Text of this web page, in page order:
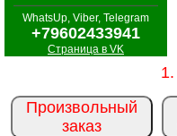
WhatsUp, Viber, Telegram
+79602433941
Страница в VK
Произвольный
заказ